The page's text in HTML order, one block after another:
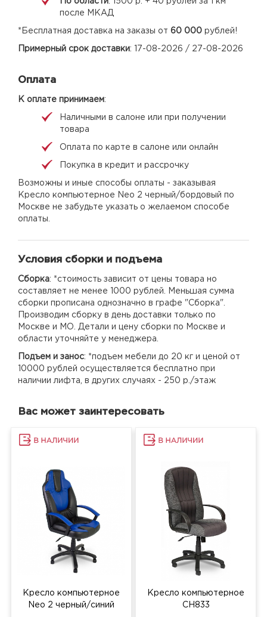
после МКАД
*Бесплатная доставка на заказы от 60 000 рублей!
Примерный срок доставки: 17-08-2026 / 27-08-2026
Оплата
К оплате принимаем:
Наличными в салоне или при получении
товара
Оплата по карте в салоне или онлайн
Покупка в кредит и рассрочку
Возможны и иные способы оплаты - заказывая
Кресло компьютерное Neo 2 черный/бордовый по
Москве не забудьте указать о желаемом способе
оплаты.
Условия сборки и подъема
Сборка: *стоимость зависит от цены товара но
составляет не менее 1000 рублей. Меньшая сумма
сборки прописана однозначно в графе "Сборка".
Производим сборку в день доставки только по
Москве и МО. Детали и цену сборки по Москве и
области уточняйте у менеджера.
Подъем и занос: *подъем мебели до 20 кг и ценой от
10000 рублей осуществляется бесплатно при
наличии лифта, в других случаях - 250 р./этаж
Вас может заинтересовать
Кресло компьютерное
Neo 2 черный/синий
Кресло компьютерное
СH833